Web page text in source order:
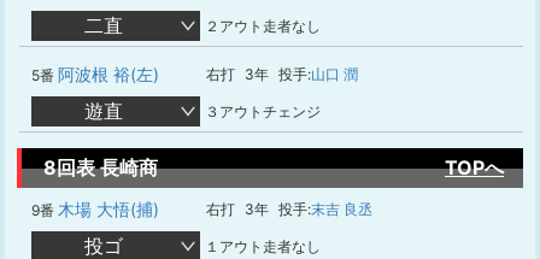
二直 ２アウト走者なし
5番 阿波根 裕(左) 右打 3年 投手:山口 潤
遊直 ３アウトチェンジ
8回表 長崎商 TOPへ
9番 木場 大悟(捕) 右打 3年 投手:末吉 良丞
投ゴ １アウト走者なし